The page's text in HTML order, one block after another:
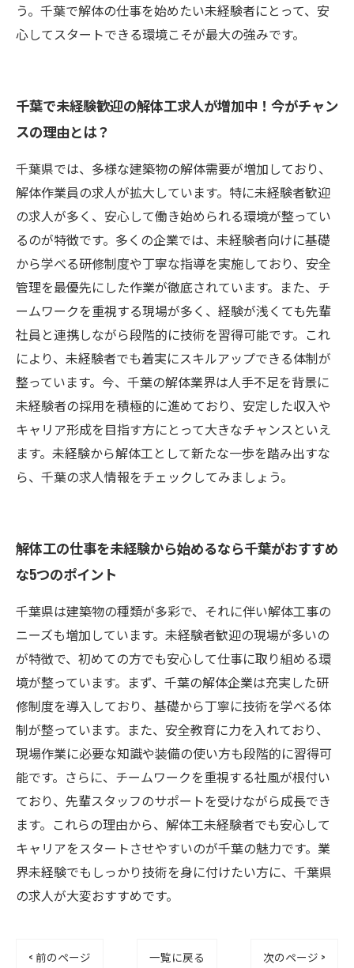
う。千葉で解体の仕事を始めたい未経験者にとって、安
心してスタートできる環境こそが最大の強みです。
千葉で未経験歓迎の解体工求人が増加中！今がチャン
スの理由とは？
千葉県では、多様な建築物の解体需要が増加しており、
解体作業員の求人が拡大しています。特に未経験者歓迎
の求人が多く、安心して働き始められる環境が整ってい
るのが特徴です。多くの企業では、未経験者向けに基礎
から学べる研修制度や丁寧な指導を実施しており、安全
管理を最優先にした作業が徹底されています。また、チ
ームワークを重視する現場が多く、経験が浅くても先輩
社員と連携しながら段階的に技術を習得可能です。これ
により、未経験者でも着実にスキルアップできる体制が
整っています。今、千葉の解体業界は人手不足を背景に
未経験者の採用を積極的に進めており、安定した収入や
キャリア形成を目指す方にとって大きなチャンスといえ
ます。未経験から解体工として新たな一歩を踏み出すな
ら、千葉の求人情報をチェックしてみましょう。
解体工の仕事を未経験から始めるなら千葉がおすすめ
な5つのポイント
千葉県は建築物の種類が多彩で、それに伴い解体工事の
ニーズも増加しています。未経験者歓迎の現場が多いの
が特徴で、初めての方でも安心して仕事に取り組める環
境が整っています。まず、千葉の解体企業は充実した研
修制度を導入しており、基礎から丁寧に技術を学べる体
制が整っています。また、安全教育に力を入れており、
現場作業に必要な知識や装備の使い方も段階的に習得可
能です。さらに、チームワークを重視する社風が根付い
ており、先輩スタッフのサポートを受けながら成長でき
ます。これらの理由から、解体工未経験者でも安心して
キャリアをスタートさせやすいのが千葉の魅力です。業
界未経験でもしっかり技術を身に付けたい方に、千葉県
の求人が大変おすすめです。
< 前のページ 一覧に戻る 次のページ >